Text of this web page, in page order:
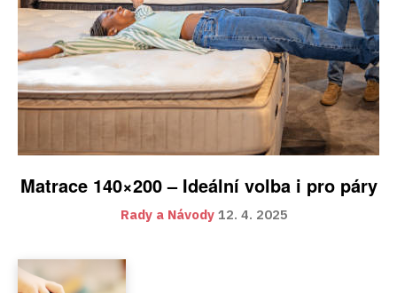
Matrace 140×200 – Ideální volba i pro páry
Rady a Návody 12. 4. 2025